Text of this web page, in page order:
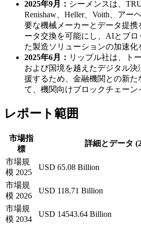
2025年9月： シーメンスは、
Renishaw、Heller、Voith、アー
要な機械メーカーとデータ提
ータ交換を可能にし、AIとブロ
た製造ソリューションの加速化
2025年6月： リップル社は、ト
および国境を越えたデジタル
援するため、金融機関との新た
て、機関向けブロックチェーン
レポート範囲
市場指
標
詳細とデータ
市場規
模 2025
USD 65.08 Billion
市場規
模 2026
USD 118.71 Billion
市場規
模 2034
USD 14543.64 Billion